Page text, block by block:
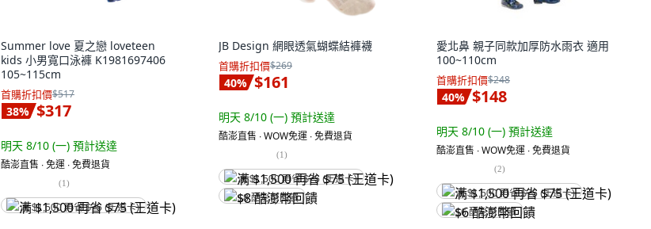
Summer love 夏之戀 loveteen
kids 小男寬口泳褲 K1981697406
105~115cm
首購折扣價$517
38% $317
明天 8/10 (一) 預計送達
酷澎直售 ∙ 免運 ∙ 免費退貨
(1)
满 $1,500 再省 $75 (王道卡)
JB Design 網眼透氣蝴蝶結褲襪
首購折扣價$269
40% $161
明天 8/10 (一) 預計送達
酷澎直售 ∙ WOW免運 ∙ 免費退貨
(1)
满 $1,500 再省 $75 (王道卡)
$8 酷澎幣回饋
愛北鼻 親子同款加厚防水雨衣 適用
100~110cm
首購折扣價$248
40% $148
明天 8/10 (一) 預計送達
酷澎直售 ∙ WOW免運 ∙ 免費退貨
(2)
满 $1,500 再省 $75 (王道卡)
$6 酷澎幣回饋